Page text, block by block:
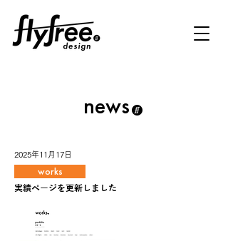
news
2025年11月17日
works
実績ページを更新しました